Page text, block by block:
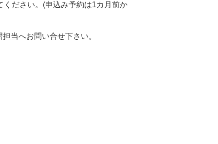
ださい。(申込み予約は1カ月前か
当へお問い合せ下さい。